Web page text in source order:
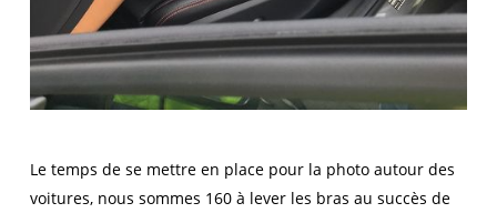
Le temps de se mettre en place pour la photo autour des
voitures, nous sommes 160 à lever les bras au succès de